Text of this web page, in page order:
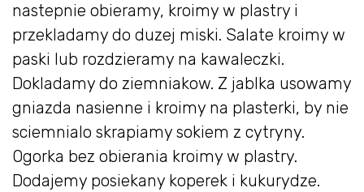
nastepnie obieramy, kroimy w plastry i
przekladamy do duzej miski. Salate kroimy w
paski lub rozdzieramy na kawaleczki.
Dokladamy do ziemniakow. Z jablka usowamy
gniazda nasienne i kroimy na plasterki, by nie
sciemnialo skrapiamy sokiem z cytryny.
Ogorka bez obierania kroimy w plastry.
Dodajemy posiekany koperek i kukurydze.